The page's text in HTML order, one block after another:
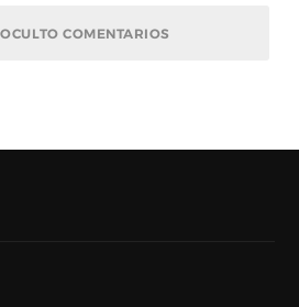
COMENTARIOS